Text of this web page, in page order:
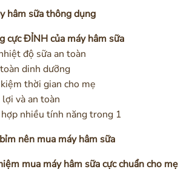
hâm sữa thông dụng
cực ĐỈNH của máy hâm sữa
độ sữa an toàn
dinh dưỡng
thời gian cho mẹ
và an toàn
nhiều tính năng trong 1
nên mua máy hâm sữa
mua máy hâm sữa cực chuẩn cho